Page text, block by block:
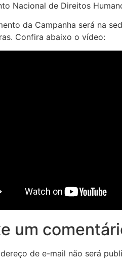
Nacional de Direitos
da Campanha será na
Confira abaixo o vídeo:
um
de e-mail não será